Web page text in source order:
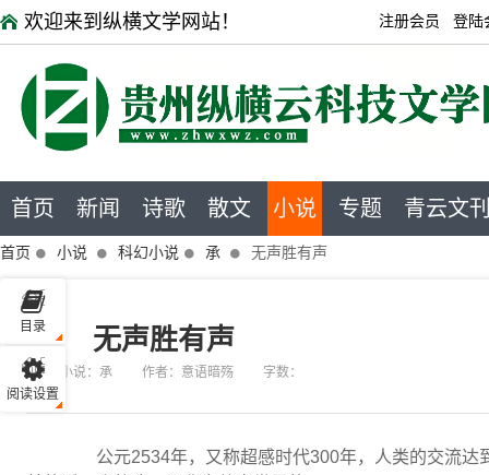
欢迎来到纵横文学网站！ 注册会员 登陆
首页 新闻 诗歌 散文 小说 专题 青云文
首页 小说 科幻小说 承 无声胜有声
无声胜有声
小说：承 作者：意语暗殇 字数：
公元2534年，又称超感时代300年，人类的交流达
目录
阅读设置